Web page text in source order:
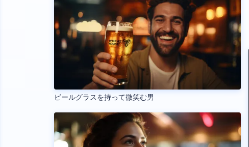
ビールグラスを持って微笑む男